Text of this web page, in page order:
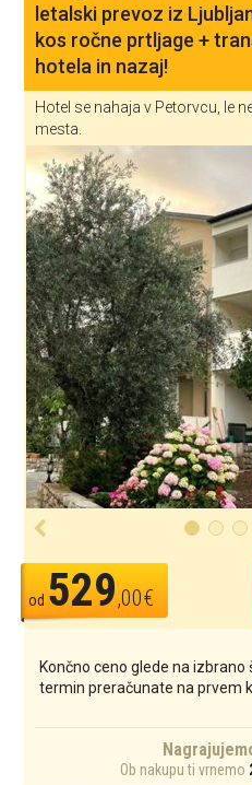
letalski prevoz iz
kos ročne prtljage +
hotela in nazaj!
Hotel se nahaja v Petorvcu, le
mesta.
od 529,00€
Končno ceno glede na izbrano
termin preračunate na prvem
Ob nakupu ti vrnemo